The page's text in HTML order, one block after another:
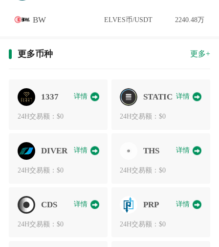
BW ELVES币/USDT 2240.48万
更多币种 更多+
1337
24H交易额：$0
详情 STATIC
24H交易额：$0
详情
DIVER
24H交易额：$0
详情 THS
24H交易额：$0
详情
CDS
24H交易额：$0
详情 PRP
24H交易额：$0
详情